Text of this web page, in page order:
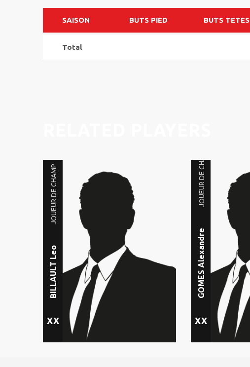
SAISON BUTS PIED BUTS TETES
Total
XX
BILLAULT Leo
JOUEUR DE CHAMP
XX
GOMES Alexandre
JOUEUR DE CHAMP